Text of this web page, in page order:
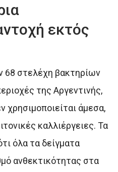
εκτός
68 στελέχη βακτηρίων
της Αργεντινής,
χρησιμοποιείται άμεσα,
καλλιέργειες. Τα
όλα τα δείγματα
ανθεκτικότητας στα